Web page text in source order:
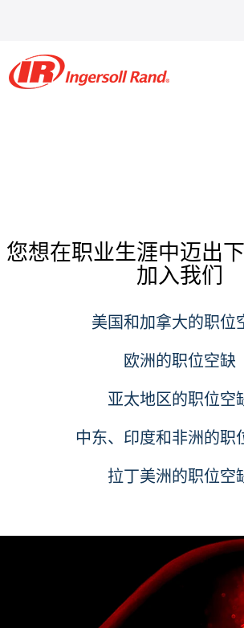
您想在职业生涯中迈出
加入我们
美国和加拿大的职位
欧洲的职位空缺
亚太地区的职位空
中东、印度和非洲的职
拉丁美洲的职位空